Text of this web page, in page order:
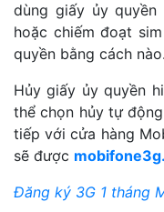
dùng giấy ủy
hoặc chiếm đoạt
quyền bằng cách nào.
Hủy giấy ủy quyền
thể chọn hủy tự
tiếp với cửa hàng
sẽ được
Đăng ký 3G 1 tháng